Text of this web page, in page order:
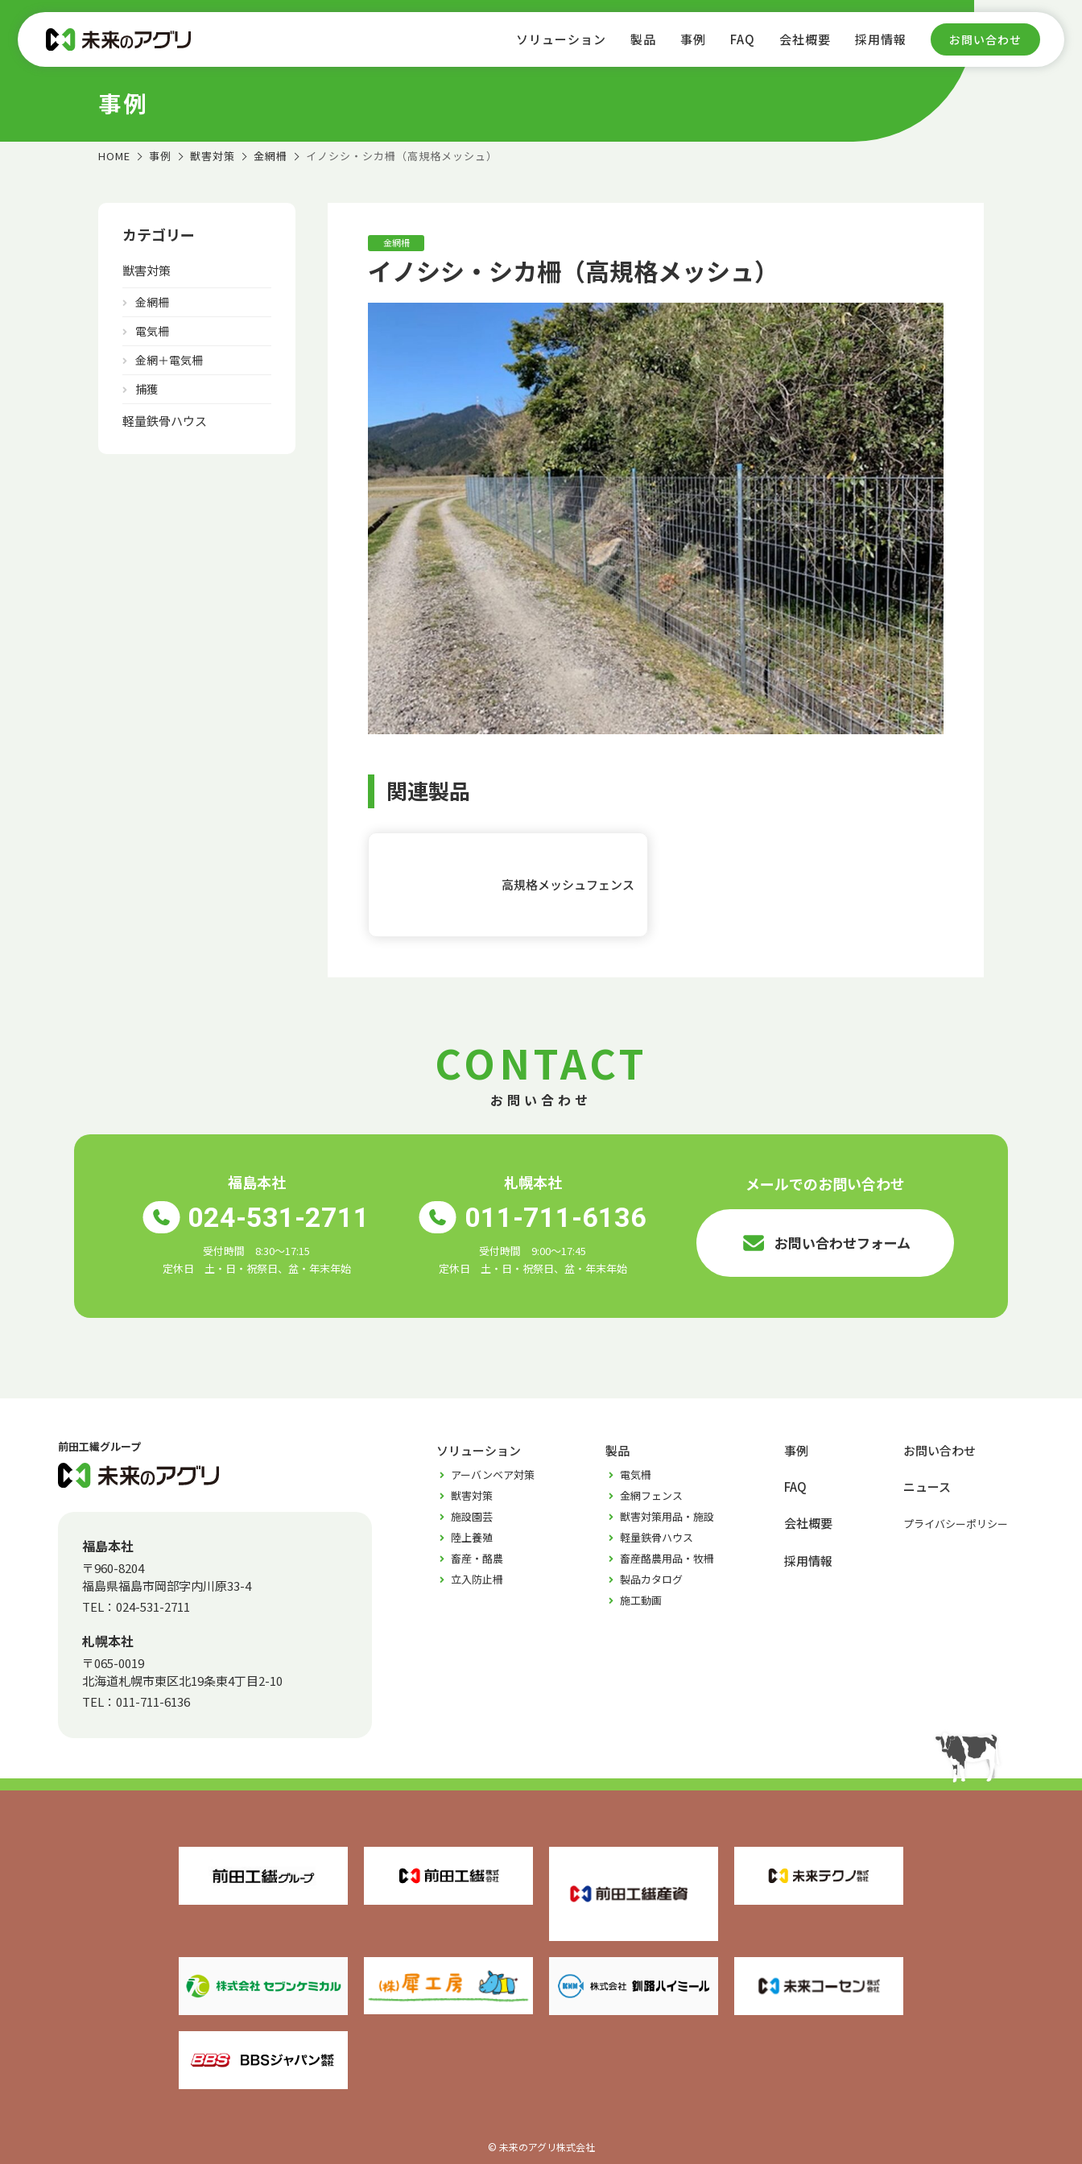
ソリューション 製品 事例 FAQ 会社概要 採用情報 お問い合わせ
事例
HOME 事例 獣害対策 金網柵 イノシシ・シカ柵（高規格メッシュ）
カテゴリー
獣害対策
金網柵
電気柵
金網＋電気柵
捕獲
軽量鉄骨ハウス
金網柵
イノシシ・シカ柵（高規格メッシュ）
関連製品
高規格メッシュフェンス
CONTACT
お問い合わせ
福島本社
024-531-2711
受付時間 8:30～17:15
定休日 土・日・祝祭日、盆・年末年始
札幌本社
011-711-6136
受付時間 9:00～17:45
定休日 土・日・祝祭日、盆・年末年始
メールでのお問い合わせ
お問い合わせフォーム
前田工繊グループ
福島本社
〒960-8204
福島県福島市岡部字内川原33-4
TEL： 024-531-2711
札幌本社
〒065-0019
北海道札幌市東区北19条東4丁目2-10
TEL： 011-711-6136
ソリューション
アーバンベア対策
獣害対策
施設園芸
陸上養殖
畜産・酪農
立入防止柵
製品
電気柵
金網フェンス
獣害対策用品・施設
軽量鉄骨ハウス
畜産酪農用品・牧柵
製品カタログ
施工動画
事例
FAQ
会社概要
採用情報
お問い合わせ
ニュース
プライバシーポリシー
© 未来のアグリ株式会社